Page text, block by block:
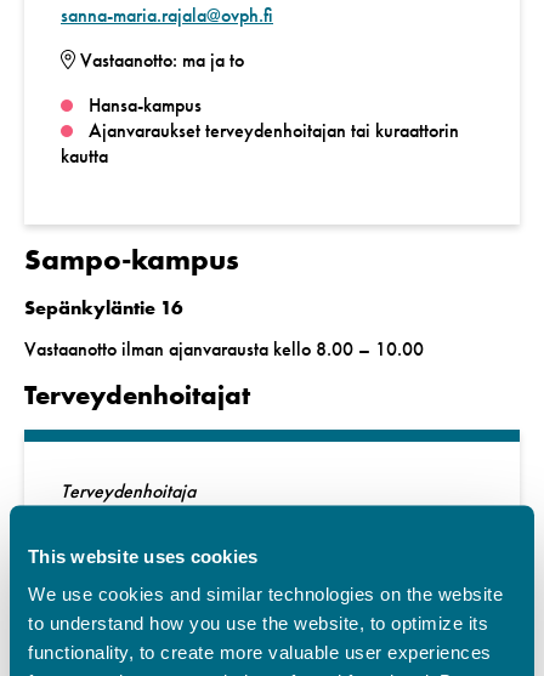
This website uses cookies
We use cookies and similar technologies on the website
to understand how you use the website, to optimize its
functionality, to create more valuable user experiences
sanna-maria.rajala@ovph.fi
Vastaanotto: ma ja to
Hansa-kampus
Ajanvaraukset terveydenhoitajan tai kuraattorin
kautta
Sampo-kampus
Sepänkyläntie 16
Vastaanotto ilman ajanvarausta kello 8.00 – 10.00
Terveydenhoitajat
Terveydenhoitaja
040 656 5332
anna.overmark@ovph.fi